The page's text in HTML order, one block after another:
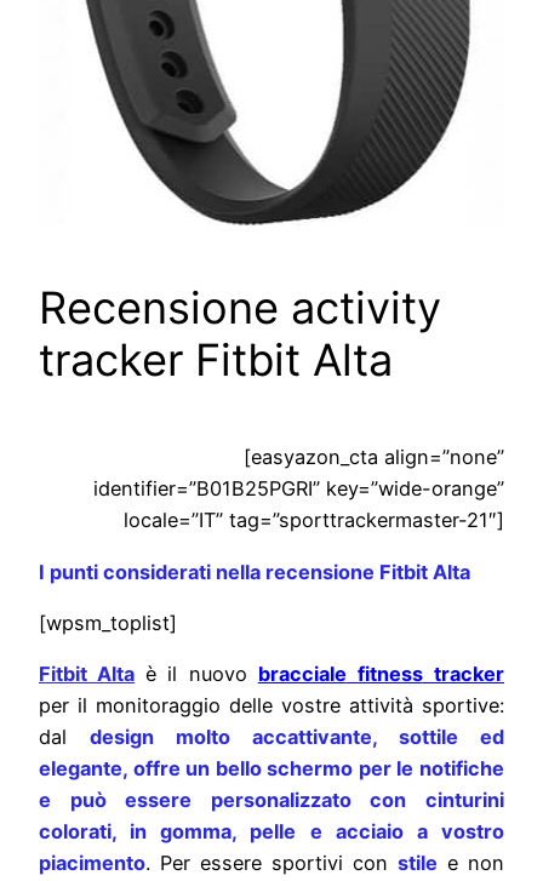
Recensione activity
tracker Fitbit Alta
[easyazon_cta align=”none”
identifier=”B01B25PGRI” key=”wide-orange”
locale=”IT” tag=”sporttrackermaster-21″]
I punti considerati nella recensione Fitbit Alta
[wpsm_toplist]
Fitbit Alta è il nuovo bracciale fitness tracker
per il monitoraggio delle vostre attività sportive:
dal design molto accattivante, sottile ed
elegante, offre un bello schermo per le notifiche
e può essere personalizzato con cinturini
colorati, in gomma, pelle e acciaio a vostro
piacimento. Per essere sportivi con stile e non